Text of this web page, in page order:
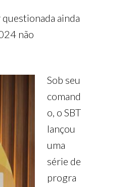
ainda
não
Sob seu
comand
o, o SBT
lançou
uma
série de
progra